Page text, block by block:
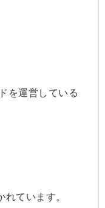
を運営している
ています。